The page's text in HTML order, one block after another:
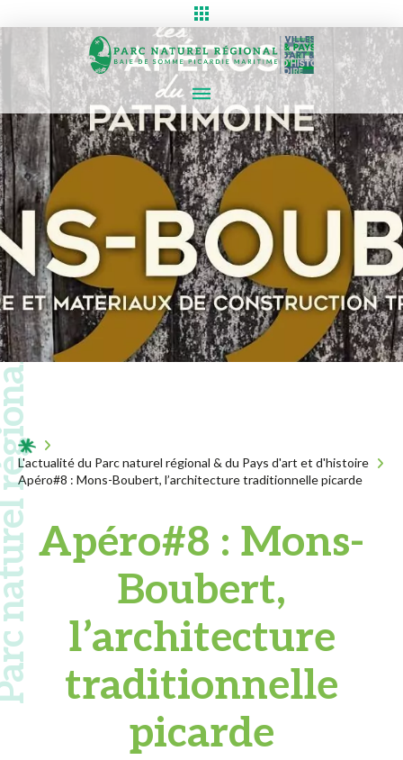
régional
Acceuil
L'actualité du Parc naturel régional & du Pays d'art et d'histoire
Apéro#8 : Mons-Boubert, l’architecture traditionnelle picarde
Apéro#8 : Mons-
Boubert,
l’architecture
traditionnelle
picarde